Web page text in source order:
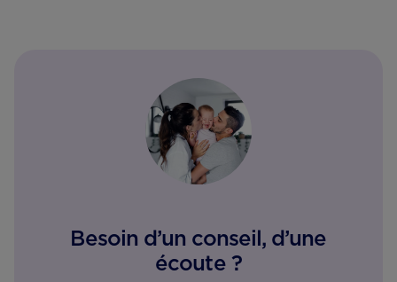
Besoin d’un conseil, d’une
écoute ?